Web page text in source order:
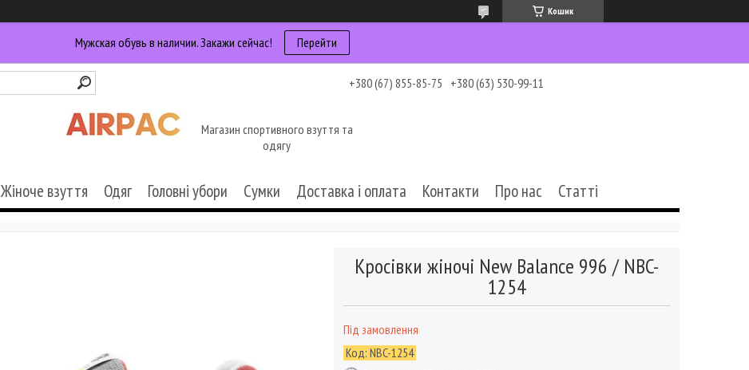
Кошик
Мужская обувь в наличии. Закажи сейчас! Перейти
+380 (67) 855-85-75 +380 (63) 530-99-11
Магазин спортивного взуття та
одягу
Жіноче взуття Одяг Головні убори Сумки Доставка і оплата Контакти Про нас Статті
Кросівки жіночі New Balance 996 / NBC-
1254
Під замовлення
Код: NBC-1254